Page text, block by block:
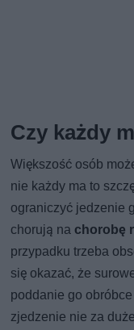
Czy każdy
Większość osób
nie każdy ma to
ograniczyć jedzenie
chorują na chorobę
przypadku trzeba
się okazać, że
poddanie go
zjedzenie nie za